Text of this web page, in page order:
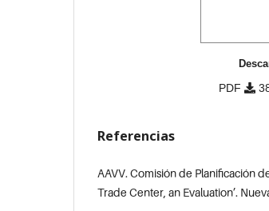
PDF
Referencias
AAVV. Comisión de Planificación
Trade Center, an Evaluation’.